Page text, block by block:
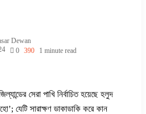
Dewan
0 390 1 minute read
সেরা পাখি নির্বাচিত হয়েছে হলুদ
যেটি সারাক্ষণ ডাকাডাকি করে কান